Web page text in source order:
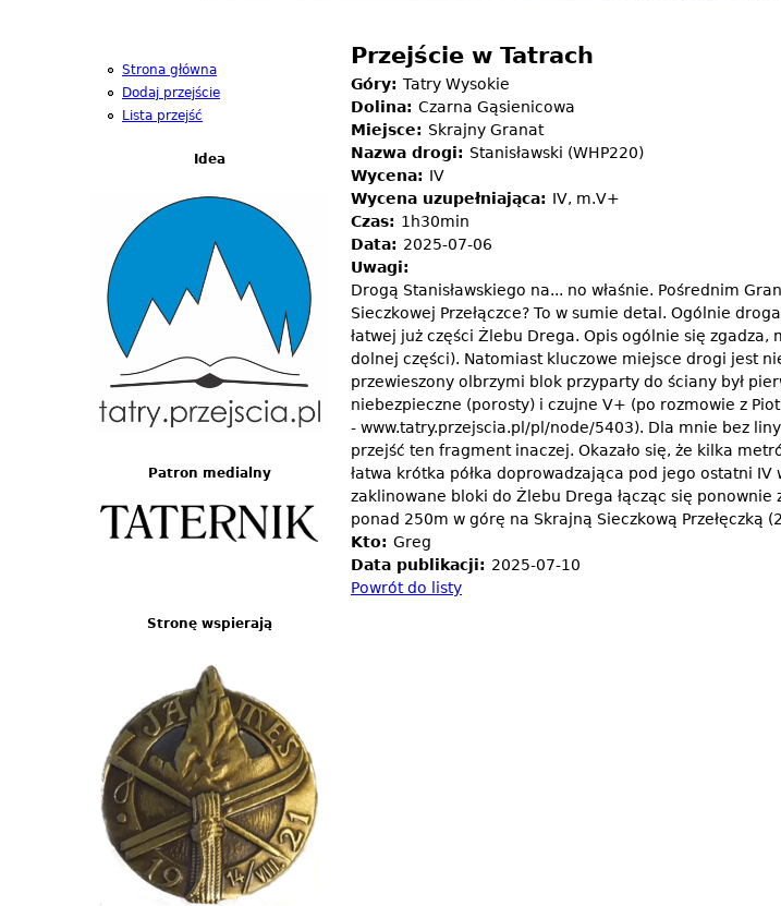
Przejście w Tatrach
Góry: Tatry Wysokie
Dolina: Czarna Gąsienicowa
Miejsce: Skrajny Granat
Nazwa drogi: Stanisławski (WHP220)
Wycena: IV
Wycena uzupełniająca: IV, m.V+
Czas: 1h30min
Data: 2025-07-06
Uwagi:
Drogą Stanisławskiego na... no właśnie. Pośrednim
Sieczkowej Przełączce? To w sumie detal. Ogólnie
łatwej już części Żlebu Drega. Opis ogólnie się zgadza,
dolnej części). Natomiast kluczowe miejsce drogi jest
przewieszony olbrzymi blok przyparty do ściany był
niebezpieczne (porosty) i czujne V+ (po rozmowie z
- www.tatry.przejscia.pl/pl/node/5403). Dla mnie bez
przejść ten fragment inaczej. Okazało się, że kilka
łatwa krótka półka doprowadzająca pod jego ostatni
zaklinowane bloki do Żlebu Drega łącząc się ponownie
ponad 250m w górę na Skrajną Sieczkową Przełęczką
Kto: Greg
Data publikacji: 2025-07-10
Powrót do listy
Strona główna
Dodaj przejście
Lista przejść
Idea
Patron medialny
Stronę wspierają